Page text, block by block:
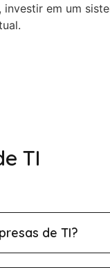
em um
TI
de TI?